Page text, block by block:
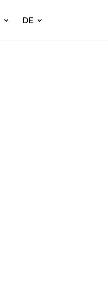
DE